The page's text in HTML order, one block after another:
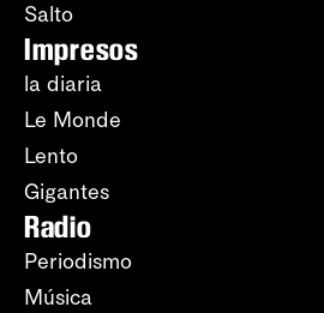
Salto
Impresos
la diaria
Le Monde
Lento
Gigantes
Radio
Periodismo
Música